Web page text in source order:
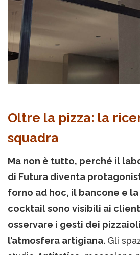
Oltre la pizza: la
squadra
Ma non è tutto, perché il
di Futura diventa
forno ad hoc, il bancone e
cocktail sono visibili ai
osservare i gesti dei
l’atmosfera artigiana. Gli